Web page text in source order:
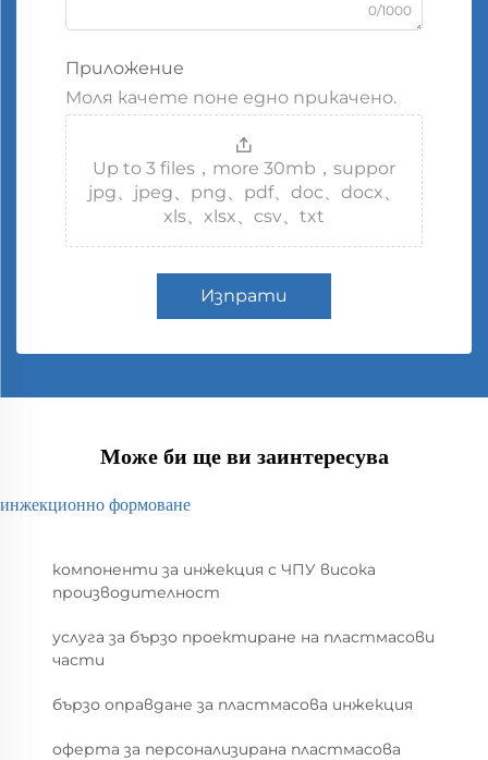
0/1000
Приложение
Моля качете поне едно прикачено.
Up to 3 files，more 30mb，suppor
jpg、jpeg、png、pdf、doc、docx、
xls、xlsx、csv、txt
Изпрати
Може би ще ви заинтересува
инжекционно формоване
компоненти за инжекция с ЧПУ висока
производителност
услуга за бързо проектиране на пластмасови
части
бързо оправдане за пластмасова инжекция
оферта за персонализирана пластмасова